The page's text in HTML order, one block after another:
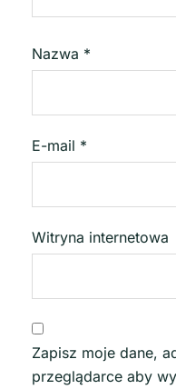
Nazwa *
E-mail *
Witryna internetowa
Zapisz moje dane,
przeglądarce aby